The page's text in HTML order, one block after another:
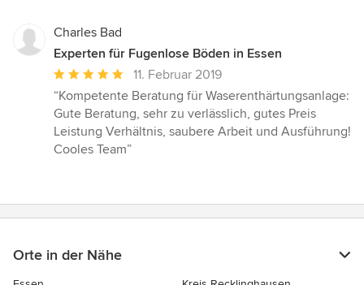
Charles Bad
Experten für Fugenlose Böden in Essen
Durchschnittliche
Bewertung:
5
von
5
11. Februar 2019
“Kompetente Beratung für Waserenthärtungsanlage:
Gute Beratung, sehr zu verlässlich, gutes Preis
Leistung Verhältnis, saubere Arbeit und Ausführung!
Cooles Team”
Orte in der Nähe